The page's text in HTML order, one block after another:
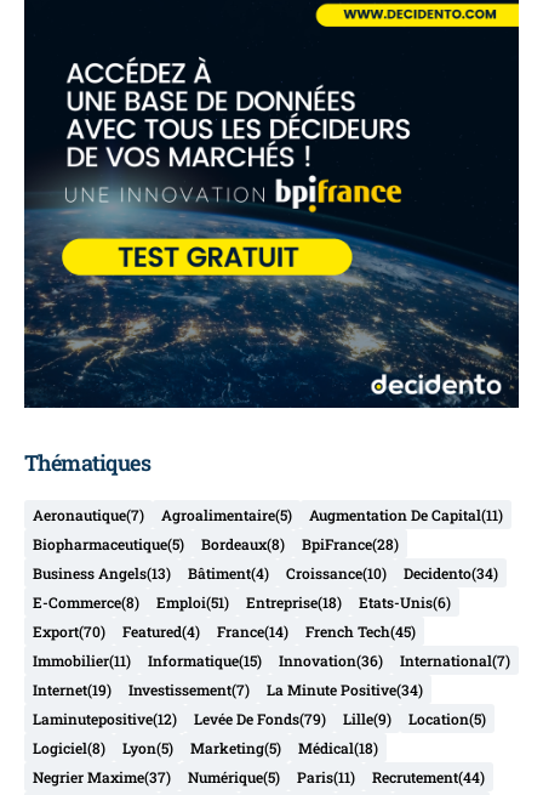
Thématiques
Aeronautique(7) Agroalimentaire(5) Augmentation De Capital(11)
Biopharmaceutique(5) Bordeaux(8) BpiFrance(28)
Business Angels(13) Bâtiment(4) Croissance(10) Decidento(34)
E-Commerce(8) Emploi(51) Entreprise(18) Etats-Unis(6)
Export(70) Featured(4) France(14) French Tech(45)
Immobilier(11) Informatique(15) Innovation(36) International(7)
Internet(19) Investissement(7) La Minute Positive(34)
Laminutepositive(12) Levée De Fonds(79) Lille(9) Location(5)
Logiciel(8) Lyon(5) Marketing(5) Médical(18)
Negrier Maxime(37) Numérique(5) Paris(11) Recrutement(44)